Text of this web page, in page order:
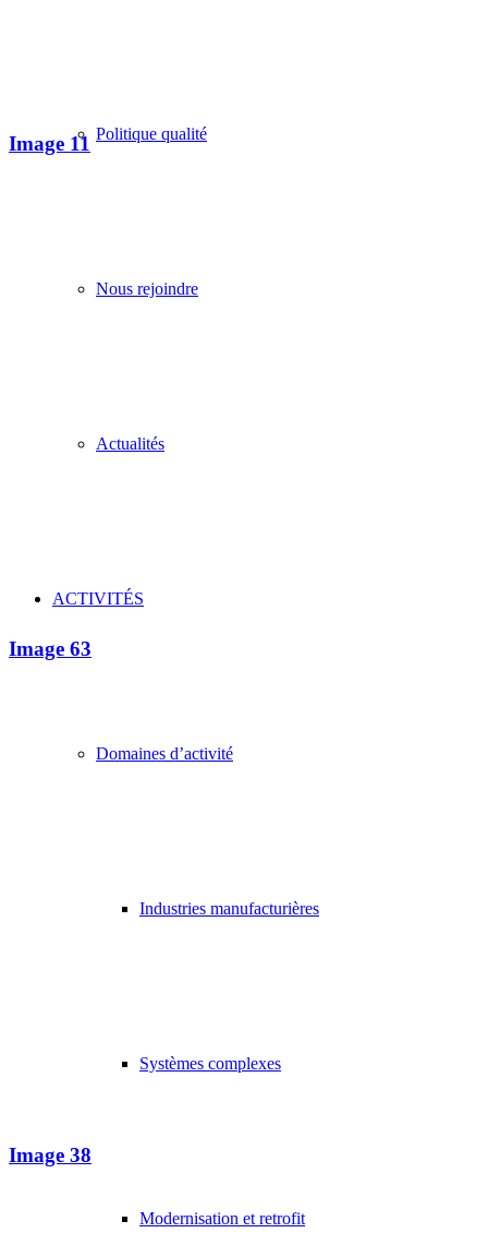
Politique qualité
Nous rejoindre
Actualités
ACTIVITÉS
Domaines d’activité
Industries manufacturières
Systèmes complexes
Modernisation et retrofit
Image 11
Image 63
Image 38